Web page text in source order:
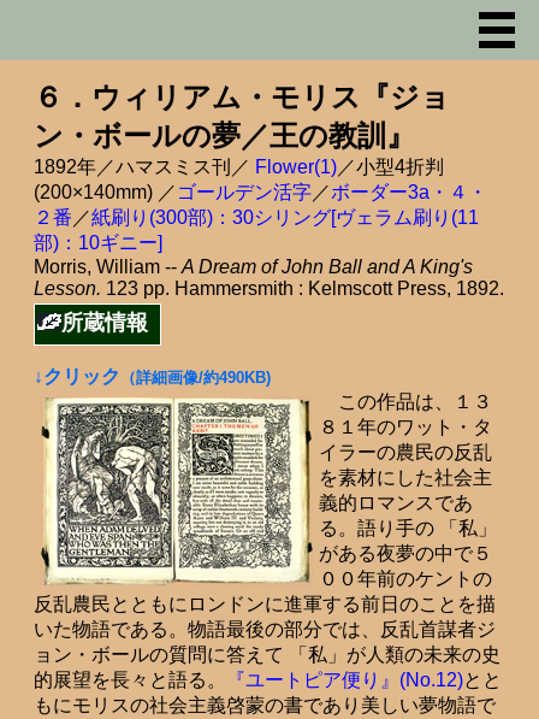
６．ウィリアム・モリス『ジョ
ン・ボールの夢／王の教訓』
1892年／ハマスミス刊／ Flower(1) ／小型4折判
(200×140mm) ／ ゴールデン活字 ／ボーダー3a・４・
２番 ／紙刷り(300部)：30シリング[ヴェラム刷り(11
部)：10ギニー]
Morris, William -- A Dream of John Ball and A King's
Lesson. 123 pp. Hammersmith : Kelmscott Press, 1892.
所蔵情報
↓クリック （詳細画像/約490KB)
この作品は、１３
８１年のワット・タ
イラーの農民の反乱
を素材にした社会主
義的ロマンスであ
る。語り手の 「私」
がある夜夢の中で５
００年前のケントの
反乱農民とともにロンドンに進軍する前日のことを描
いた物語である。物語最後の部分では、反乱首謀者ジ
ョン・ボールの質問に答えて 「私」が人類の未来の史
的展望を長々と語る。
『ユートピア便り』(No.12)とと
もにモリスの社会主義啓蒙の書であり美しい夢物語で